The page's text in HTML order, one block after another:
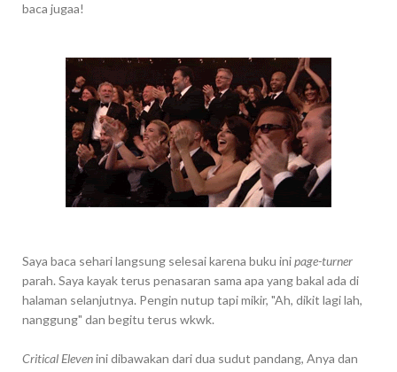
baca jugaa!
Saya baca sehari langsung selesai karena buku inipage-turner
parah. Saya kayak terus penasaran sama apa yang bakal ada di
halaman selanjutnya. Pengin nutup tapi mikir, "Ah, dikit lagi lah,
nanggung" dan begitu terus wkwk.
Critical Elevenini dibawakan dari dua sudut pandang, Anya dan